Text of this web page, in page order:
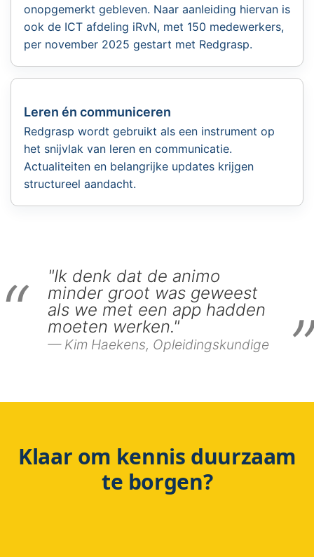
onopgemerkt gebleven. Naar aanleiding hiervan is
ook de ICT afdeling iRvN, met 150 medewerkers,
per november 2025 gestart met Redgrasp.
Leren én communiceren
Redgrasp wordt gebruikt als een instrument op
het snijvlak van leren en communicatie.
Actualiteiten en belangrijke updates krijgen
structureel aandacht.
"Ik denk dat de animo
minder groot was geweest
als we met een app hadden
moeten werken."
Kim Haekens, Opleidingskundige
Klaar om kennis duurzaam
te borgen?